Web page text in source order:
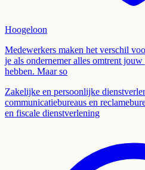
Hoogeloon
Medewerkers maken het verschil
je als ondernemer alles omtrent jouw
hebben. Maar so
Zakelijke en persoonlijke
communicatiebureaus en
en fiscale dienstverlening